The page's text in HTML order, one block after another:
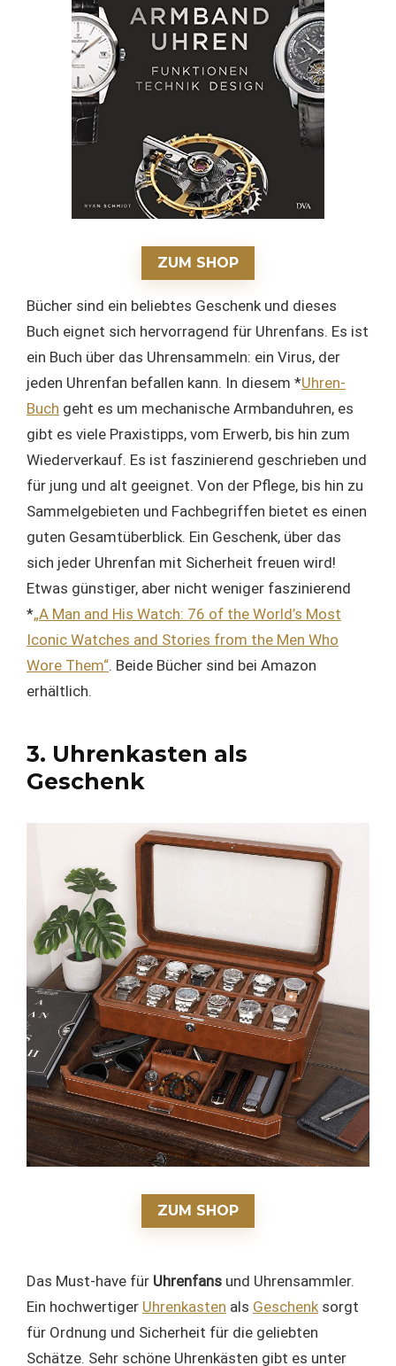
ZUM SHOP
Bücher sind ein beliebtes Geschenk und dieses
Buch eignet sich hervorragend für Uhrenfans. Es ist
ein Buch über das Uhrensammeln: ein Virus, der
jeden Uhrenfan befallen kann. In diesem *Uhren-
Buch geht es um mechanische Armbanduhren, es
gibt es viele Praxistipps, vom Erwerb, bis hin zum
Wiederverkauf. Es ist faszinierend geschrieben und
für jung und alt geeignet. Von der Pflege, bis hin zu
Sammelgebieten und Fachbegriffen bietet es einen
guten Gesamtüberblick. Ein Geschenk, über das
sich jeder Uhrenfan mit Sicherheit freuen wird!
Etwas günstiger, aber nicht weniger faszinierend
*„A Man and His Watch: 76 of the World’s Most
Iconic Watches and Stories from the Men Who
Wore Them“. Beide Bücher sind bei Amazon
erhältlich.
3. Uhrenkasten als
Geschenk
ZUM SHOP
Das Must-have für Uhrenfans und Uhrensammler.
Ein hochwertiger Uhrenkasten als Geschenk sorgt
für Ordnung und Sicherheit für die geliebten
Schätze. Sehr schöne Uhrenkästen gibt es unter